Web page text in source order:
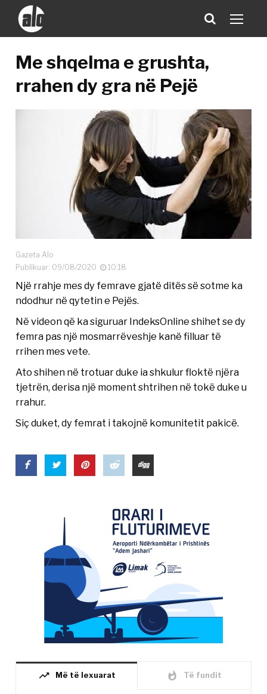
Me shqelma e grushta,
rrahen dy gra në Pejë
Gazeta Alo
Publikuar: 09/08/2020
10:18
Një rrahje mes dy femrave gjatë ditës së sotme ka
ndodhur në qytetin e Pejës.
Në videon që ka siguruar IndeksOnline shihet se dy
femra pas një mosmarrëveshje kanë filluar të
rrihen mes vete.
Ato shihen në trotuar duke ia shkulur floktë njëra
tjetrën, derisa një moment shtrihen në tokë duke u
rrahur.
Siç duket, dy femrat i takojnë komunitetit pakicë.
trending_up Më të lexuarat whatshot Të fundit